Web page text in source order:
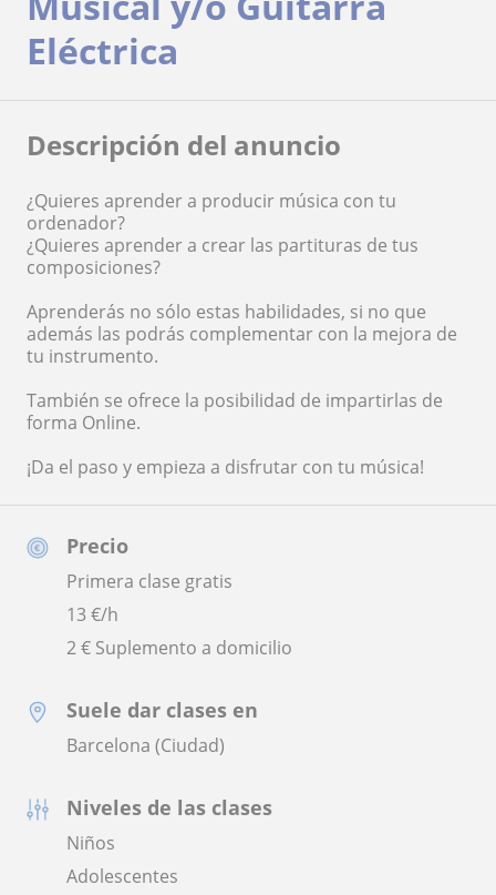
Precio
Primera clase gratis
13 €/h
2 € Suplemento a domicilio
Suele dar clases en
Barcelona (Ciudad)
Niveles de las clases
Niños
Adolescentes
Eléctrica
Descripción del anuncio
¿Quieres aprender a producir música con tu
ordenador?
¿Quieres aprender a crear las partituras de tus
composiciones?
Aprenderás no sólo estas habilidades, si no que
además las podrás complementar con la mejora de
tu instrumento.
También se ofrece la posibilidad de impartirlas de
forma Online.
¡Da el paso y empieza a disfrutar con tu música!